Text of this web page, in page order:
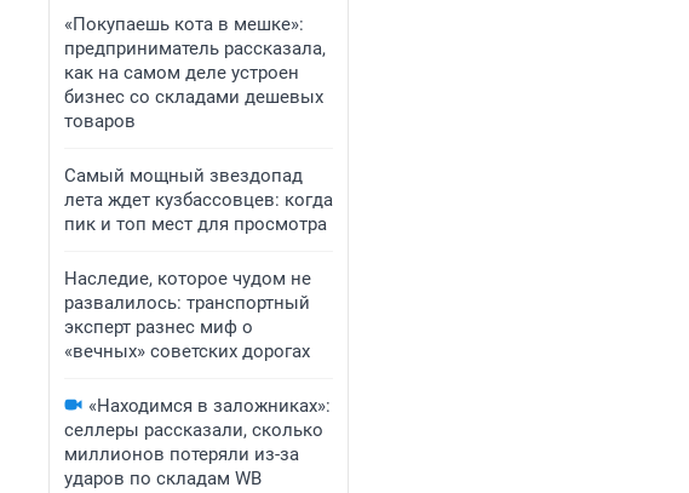
«Покупаешь кота в мешке»:
предприниматель рассказала,
как на самом деле устроен
бизнес со складами дешевых
товаров
Самый мощный звездопад
лета ждет кузбассовцев: когда
пик и топ мест для просмотра
Наследие, которое чудом не
развалилось: транспортный
эксперт разнес миф о
«вечных» советских дорогах
«Находимся в заложниках»:
селлеры рассказали, сколько
миллионов потеряли из-за
ударов по складам WB